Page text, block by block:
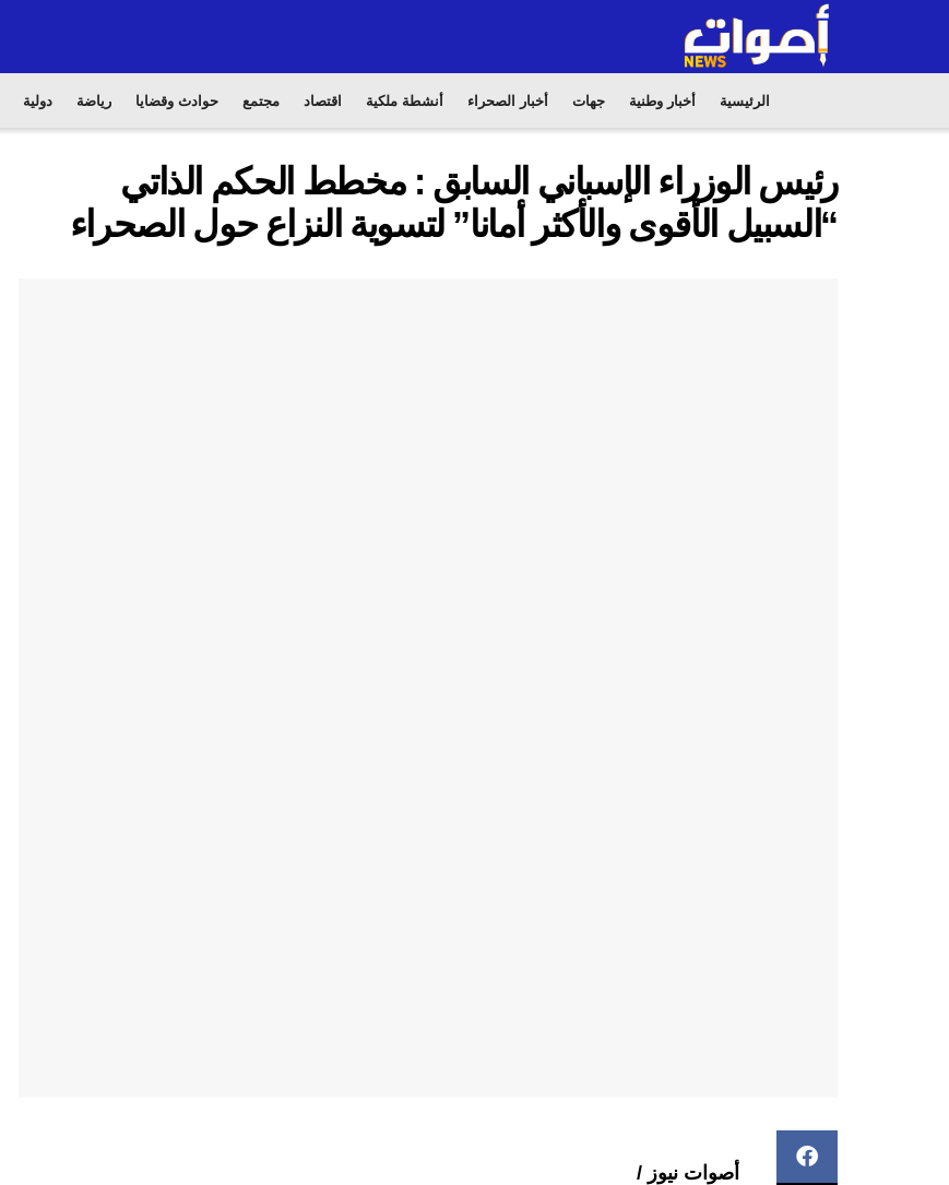
الرئيسية أخبار وطنية جهات أخبار الصحراء أنشطة ملكية اقتصاد مجتمع حوادث وقضايا رياضة دولية
رئيس الوزراء الإسباني السابق : مخطط الحكم الذاتي
“السبيل الأقوى والأكثر أمانا” لتسوية النزاع حول الصحراء
أصوات نيوز /